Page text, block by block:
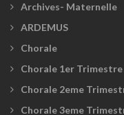
Archives- Maternelle
ARDEMUS
Chorale
Chorale 1er Trimestre
Chorale 2eme
Chorale 3eme